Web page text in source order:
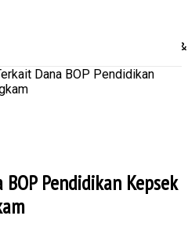
Politik
Dana BOP Pendidikan
Pendidikan Kepsek